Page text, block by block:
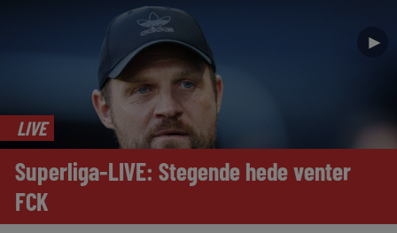
►
LIVE
Superliga-LIVE: Stegende hede venter
FCK